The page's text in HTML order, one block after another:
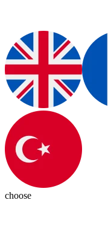
choose